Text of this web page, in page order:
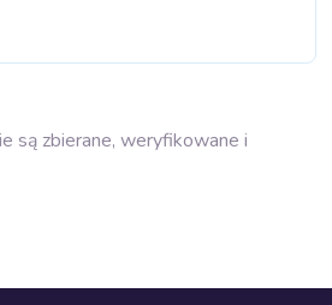
są zbierane, weryfikowane i